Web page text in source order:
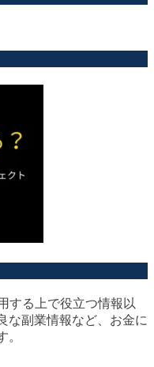
する上で役立つ情報以
な副業情報など、お金に
。